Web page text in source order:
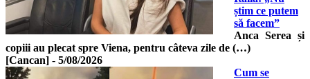
știm ce putem
să facem”
Anca Serea și
copiii au plecat spre Viena, pentru câteva zile de (…)
[Cancan] - 5/08/2026
Cum se